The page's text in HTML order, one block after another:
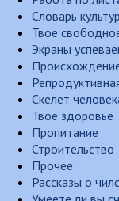
Словарь
Твое
Экраны
Скелет
Твоё здоровье
Пропитание
Строительство
Прочее
Рассказы о